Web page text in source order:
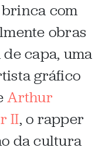
com
obras
de capa, uma
gráfico
Arthur
II, o rapper
da cultura